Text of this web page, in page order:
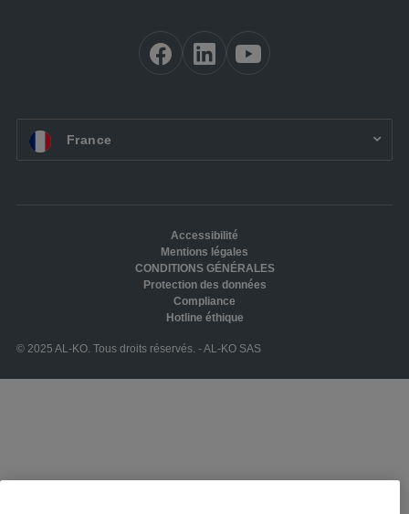
FR: France
© 2025 AL-KO. Tous droits réservés. - AL-KO SAS
Accessibilité
Mentions légales
CONDITIONS GÉNÉRALES
Protection des données
Compliance
Hotline éthique